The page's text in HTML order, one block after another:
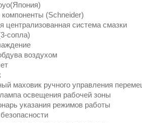
компоненты (Schneider)
централизованная система смазки
сопла)
воздухом
маховик ручного управления
освещения рабочей зоны
указания режимов работы